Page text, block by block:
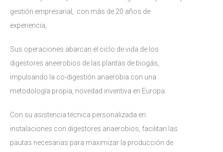
gestión empresarial, con más de 20 años de
experiencia,
Sus operaciones abarcan el ciclo de vida de los
digestores aneerobios de las plantas de biogás,
impulsando la co-digestión anaerobia con una
metodología propia, novedad inventiva en Europa.
Con su asistencia técnica personalizada en
instalaciones con digestores anaerobios, facilitan las
pautas necesarias para maximizar la producción de